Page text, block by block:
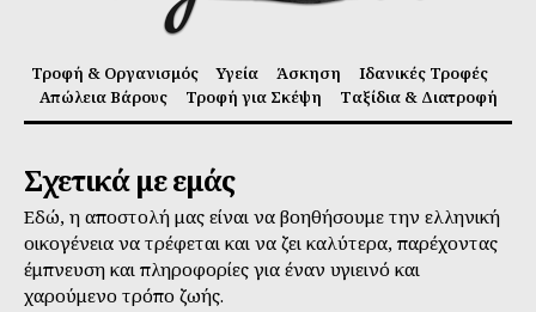
Τροφή & Οργανισμός Υγεία Άσκηση
Ιδανικές Τροφές
Απώλεια Βάρους
Τροφή για Σκέψη Ταξίδια & Διατροφή
Σχετικά με εμάς
Εδώ, η αποστολή μας είναι να βοηθήσουμε την ελληνική
οικογένεια να τρέφεται και να ζει καλύτερα, παρέχοντας
έμπνευση και πληροφορίες για έναν υγιεινό και
χαρούμενο τρόπο ζωής.